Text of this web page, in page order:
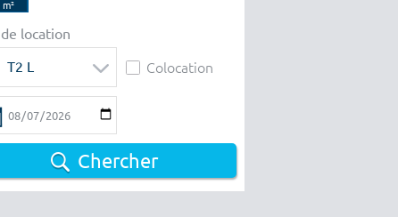
location
T2 L
Colocation
Chercher